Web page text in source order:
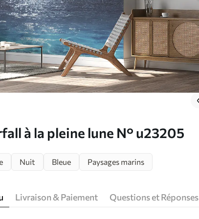
à la pleine lune N° u23205
Nuit Bleue Paysages marins
Livraison & Paiement Questions et Réponses